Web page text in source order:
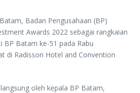
Badan Pengusahaan (BP)
Awards 2022 sebagai rangkaian
BP Batam ke-51 pada Rabu
di Radisson Hotel and Convention
oleh kepala BP Batam,